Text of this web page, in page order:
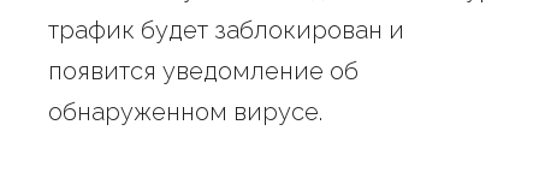
трафик будет заблокирован и
появится уведомление об
обнаруженном вирусе.